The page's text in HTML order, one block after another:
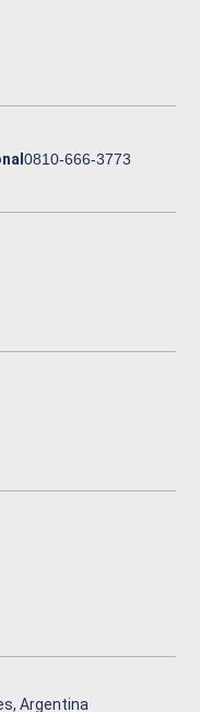
0810-666-3773
Argentina